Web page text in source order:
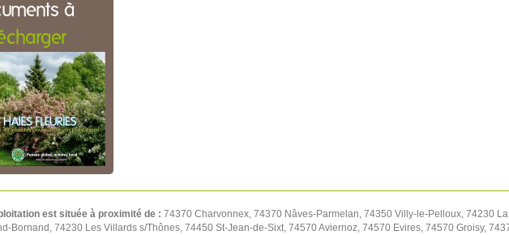
à
est située à proximité de : 74370 Charvonnex, 74370 Nâves-Parmelan, 74350 Villy-le-Pelloux, 74230
Bornand, 74230 Les Villards s/Thônes, 74450 St-Jean-de-Sixt, 74570 Aviernoz, 74570 Evires, 74570 Groisy,